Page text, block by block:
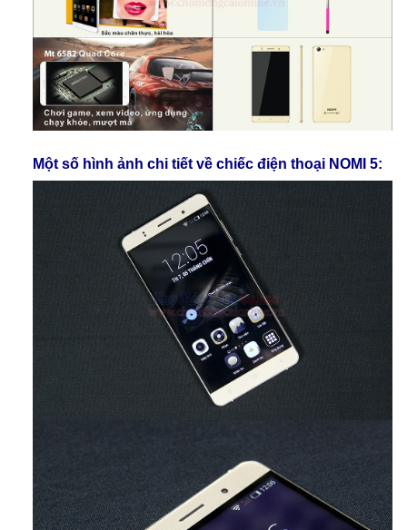
Một số hình ảnh chi tiết về chiếc điện thoại NOMI 5: